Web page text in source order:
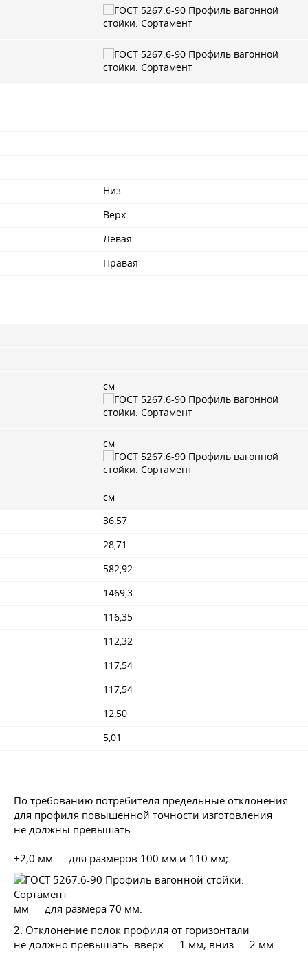
Низ
Верх
Левая
Правая
см
см
см
36,57
28,71
582,92
1469,3
116,35
112,32
117,54
117,54
12,50
5,01
По требованию потребителя предельные отклонения
для профиля повышенной точности изготовления
не должны превышать:
±2,0 мм — для размеров 100 мм и 110 мм;
мм — для размера 70 мм.
2. Отклонение полок профиля от горизонтали
не должно превышать: вверх — 1 мм, вниз — 2 мм.